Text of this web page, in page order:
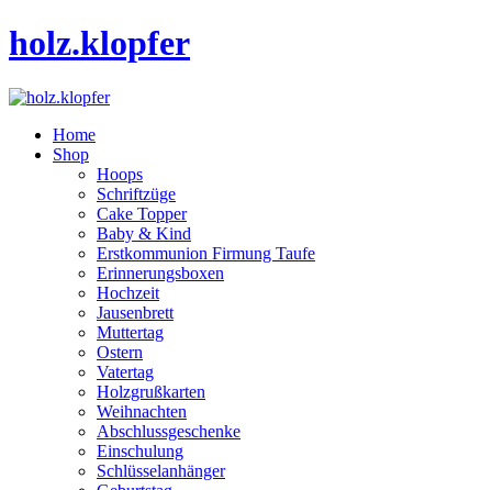
holz.klopfer
Home
Shop
Hoops
Schriftzüge
Cake Topper
Baby & Kind
Erstkommunion Firmung Taufe
Erinnerungsboxen
Hochzeit
Jausenbrett
Muttertag
Ostern
Vatertag
Holzgrußkarten
Weihnachten
Abschlussgeschenke
Einschulung
Schlüsselanhänger